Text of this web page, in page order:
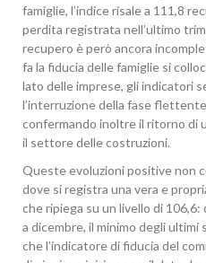
famiglie, l’indice risale a 111,8
perdita registrata nell’ultimo
recupero è però ancora
fa la fiducia delle famiglie si
lato delle imprese, gli indicatori
l’interruzione della fase
confermando inoltre il ritorno di
il settore delle costruzioni.
Queste evoluzioni positive non
dove si registra una vera e
che ripiega su un livello di
a dicembre, il minimo degli
che l’indicatore di fiducia del